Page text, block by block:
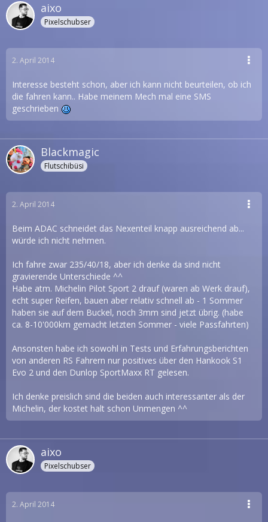
aixo
Pixelschubser
2. April 2014
Interesse besteht schon, aber ich kann nicht beurteilen, ob ich
die fahren kann.. Habe meinem Mech mal eine SMS
geschrieben
Blackmagic
Flutschibüsi
2. April 2014
Beim ADAC schneidet das Nexenteil knapp ausreichend ab...
würde ich nicht nehmen.
Ich fahre zwar 235/40/18, aber ich denke da sind nicht
gravierende Unterschiede ^^
Habe atm. Michelin Pilot Sport 2 drauf (waren ab Werk drauf),
echt super Reifen, bauen aber relativ schnell ab - 1 Sommer
haben sie auf dem Buckel, noch 3mm sind jetzt übrig. (habe
ca. 8-10'000km gemacht letzten Sommer - viele Passfahrten)
Ansonsten habe ich sowohl in Tests und Erfahrungsberichten
von anderen RS Fahrern nur positives über den Hankook S1
Evo 2 und den Dunlop SportMaxx RT gelesen.
Ich denke preislich sind die beiden auch interessanter als der
Michelin, der kostet halt schon Unmengen ^^
aixo
Pixelschubser
2. April 2014